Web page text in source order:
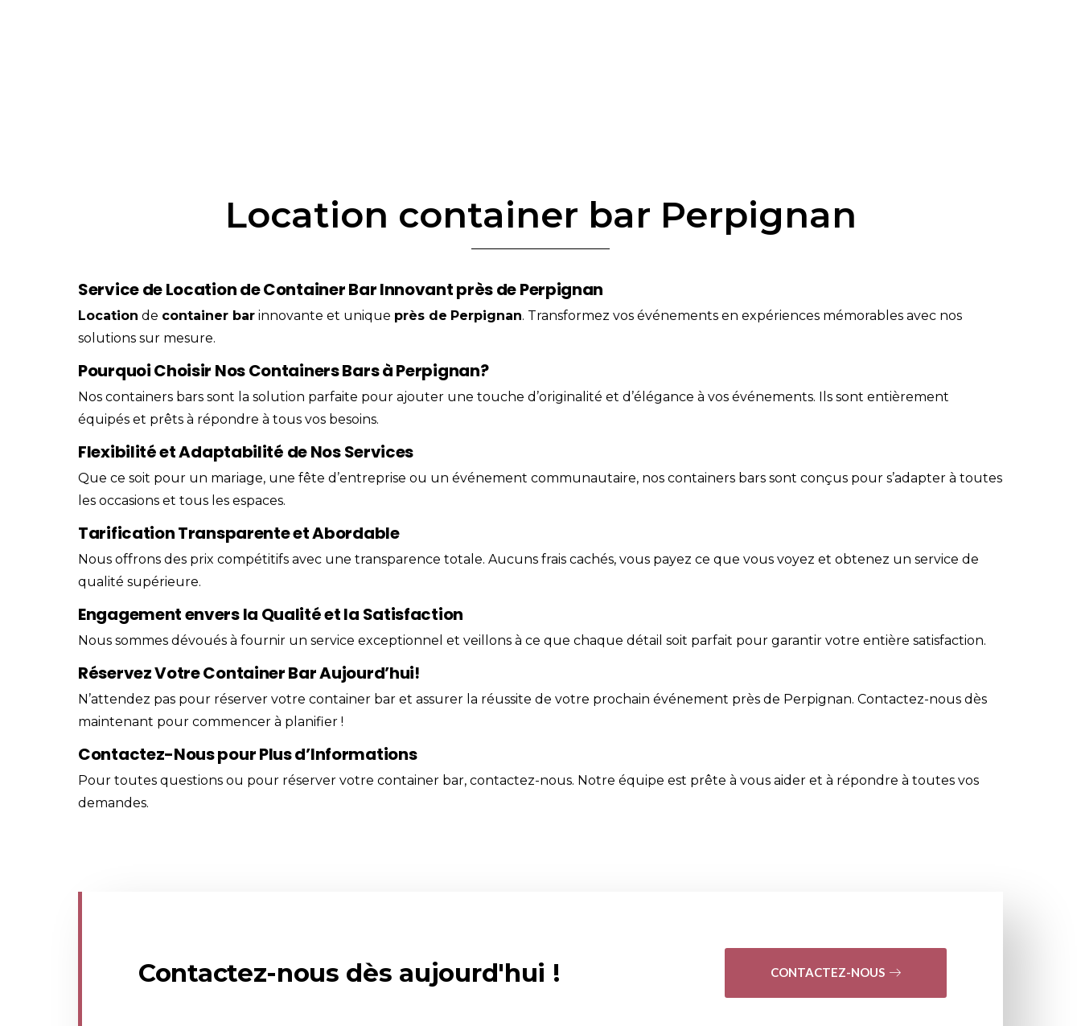
Location container bar Perpignan
Service de Location de Container Bar Innovant près de Perpignan
Location de container bar innovante et unique près de Perpignan. Transformez vos événements en expériences mémorables avec nos
solutions sur mesure.
Pourquoi Choisir Nos Containers Bars à Perpignan?
Nos containers bars sont la solution parfaite pour ajouter une touche d’originalité et d’élégance à vos événements. Ils sont entièrement
équipés et prêts à répondre à tous vos besoins.
Flexibilité et Adaptabilité de Nos Services
Que ce soit pour un mariage, une fête d’entreprise ou un événement communautaire, nos containers bars sont conçus pour s’adapter à toutes
les occasions et tous les espaces.
Tarification Transparente et Abordable
Nous offrons des prix compétitifs avec une transparence totale. Aucuns frais cachés, vous payez ce que vous voyez et obtenez un service de
qualité supérieure.
Engagement envers la Qualité et la Satisfaction
Nous sommes dévoués à fournir un service exceptionnel et veillons à ce que chaque détail soit parfait pour garantir votre entière satisfaction.
Réservez Votre Container Bar Aujourd’hui!
N’attendez pas pour réserver votre container bar et assurer la réussite de votre prochain événement près de Perpignan. Contactez-nous dès
maintenant pour commencer à planifier !
Contactez-Nous pour Plus d’Informations
Pour toutes questions ou pour réserver votre container bar, contactez-nous. Notre équipe est prête à vous aider et à répondre à toutes vos
demandes.
Contactez-nous dès aujourd'hui ! CONTACTEZ-NOUS